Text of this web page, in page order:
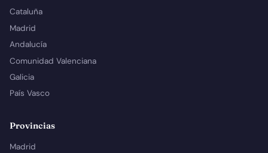
Cataluña
Madrid
Andalucía
Comunidad Valenciana
Galicia
País Vasco
Provincias
Madrid